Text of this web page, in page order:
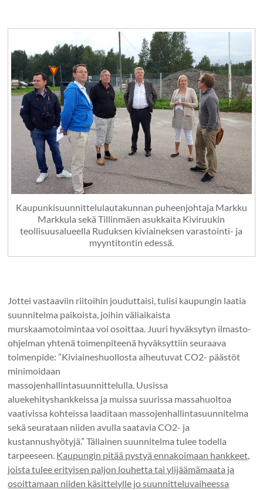
Kaupunkisuunnittelulautakunnan puheenjohtaja Markku
Markkula sekä Tillinmäen asukkaita Kiviruukin
teollisuusalueella Ruduksen kiviaineksen varastointi- ja
myyntitontin edessä.
Jottei vastaaviin riitoihin jouduttaisi, tulisi kaupungin laatia
suunnitelma paikoista, joihin väliaikaista
murskaamotoimintaa voi osoittaa. Juuri hyväksytyn ilmasto-
ohjelman yhtenä toimenpiteenä hyväksyttiin seuraava
toimenpide: ”Kiviaineshuollosta aiheutuvat CO2- päästöt
minimoidaan
massojenhallintasuunnittelulla. Uusissa
aluekehityshankkeissa ja muissa suurissa massahuoltoa
vaativissa kohteissa laaditaan massojenhallintasuunnitelma
sekä seurataan niiden avulla saatavia CO2- ja
kustannushyötyjä.” Tällainen suunnitelma tulee todella
tarpeeseen. Kaupungin pitää pystyä ennakoimaan hankkeet,
joista tulee erityisen paljon louhetta tai ylijäämämaata ja
osoittamaan niiden käsittelylle jo suunnitteluvaiheessa